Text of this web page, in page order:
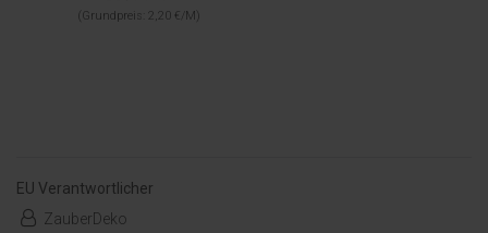
(Grundpreis: 2,20 €/M)
EU Verantwortlicher
ZauberDeko